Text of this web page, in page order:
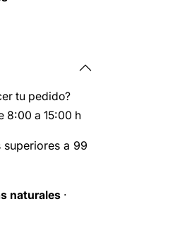
tu pedido?
8:00 a 15:00 h
superiores a 99
naturales ·